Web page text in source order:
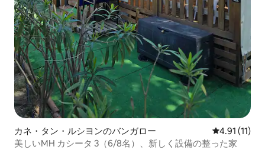
カネ・タン・ルシヨンのバンガロー レビュー11
4.91 (11)
美しいMH カシータ 3（6/8名）、新しく設備の整った家